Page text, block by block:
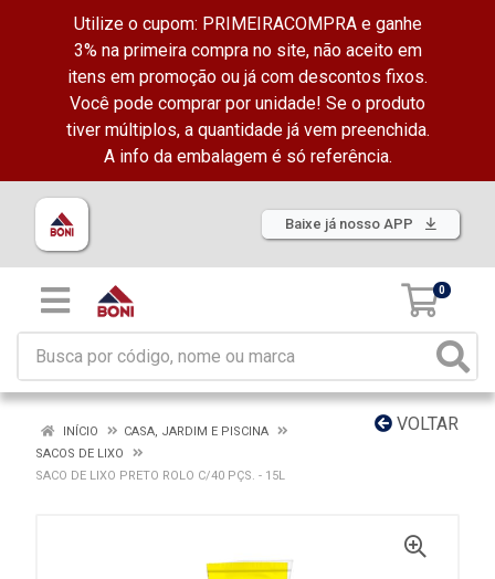
Utilize o cupom: PRIMEIRACOMPRA e ganhe
3% na primeira compra no site, não aceito em
itens em promoção ou já com descontos fixos.
Você pode comprar por unidade! Se o produto
tiver múltiplos, a quantidade já vem preenchida.
A info da embalagem é só referência.
Baixe já nosso APP
0
VOLTAR
INÍCIO
CASA, JARDIM E PISCINA
SACOS DE LIXO
SACO DE LIXO PRETO ROLO C/40 PÇS. - 15L